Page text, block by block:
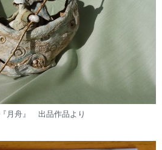
月舟』 出品作品より